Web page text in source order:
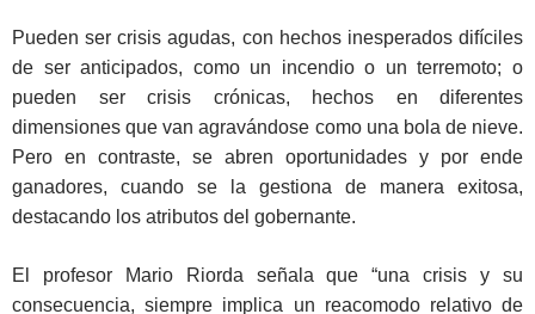
Pueden ser crisis agudas, con hechos inesperados difíciles
de ser anticipados, como un incendio o un terremoto; o
pueden ser crisis crónicas, hechos en diferentes
dimensiones que van agravándose como una bola de nieve.
Pero en contraste, se abren oportunidades y por ende
ganadores, cuando se la gestiona de manera exitosa,
destacando los atributos del gobernante.
El profesor Mario Riorda señala que “una crisis y su
consecuencia, siempre implica un reacomodo relativo de